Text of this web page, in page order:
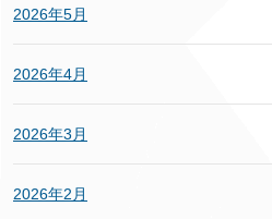
2026年5月
2026年4月
2026年3月
2026年2月